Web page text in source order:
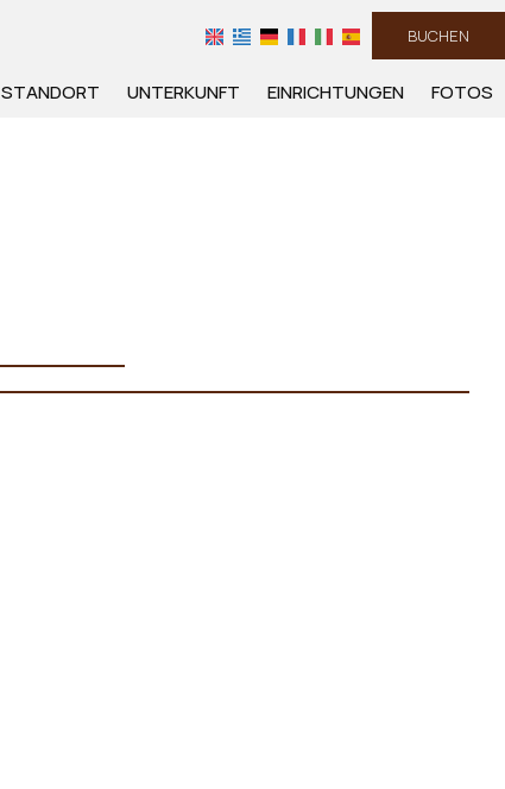
BUCHEN
STANDORT UNTERKUNFT EINRICHTUNGEN FOTOS